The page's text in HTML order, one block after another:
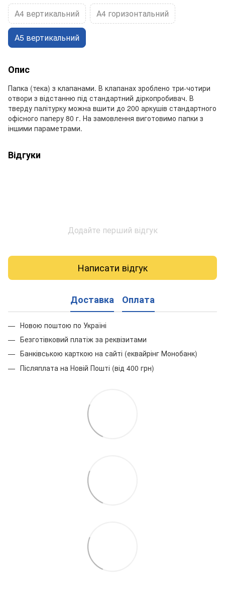
А4 вертикальний А4 горизонтальний
А5 вертикальний
Опис
Папка (тека) з клапанами. В клапанах зроблено три-чотири
отвори з відстанню під стандартний діркопробивач. В
тверду палітурку можна вшити до 200 аркушів стандартного
офісного паперу 80 г. На замовлення виготовимо папки з
іншими параметрами.
Відгуки
Додайте перший відгук
Написати відгук
Доставка Оплата
Новою поштою по Україні
Безготівковий платіж за реквізитами
Банківською карткою на сайті (еквайрінг Монобанк)
Післяплата на Новій Пошті (від 400 грн)